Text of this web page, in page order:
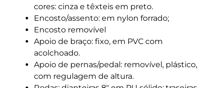
cores: cinza e têxteis em preto.
Encosto/assento: em nylon forrado;
Encosto removível
Apoio de braço: fixo, em PVC com
acolchoado.
Apoio de pernas/pedal: removível, plástico,
com regulagem de altura.